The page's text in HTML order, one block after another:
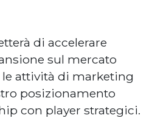
di accelerare
sul mercato
attività di marketing
posizionamento
con player strategici.